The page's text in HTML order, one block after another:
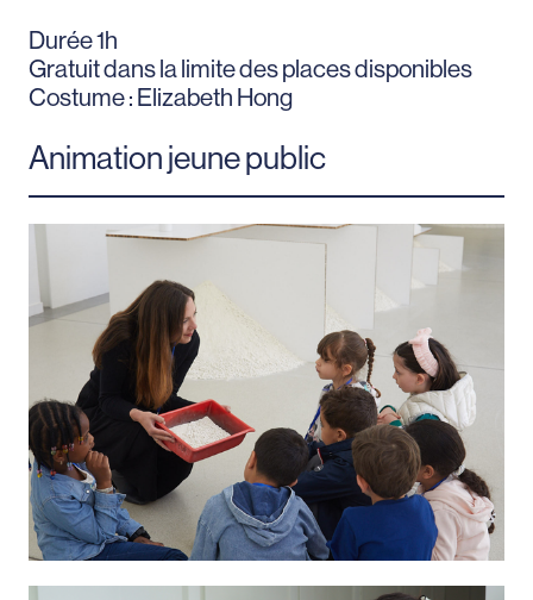
Durée 1h
Gratuit dans la limite des places disponibles
Costume : Elizabeth Hong
Animation jeune public